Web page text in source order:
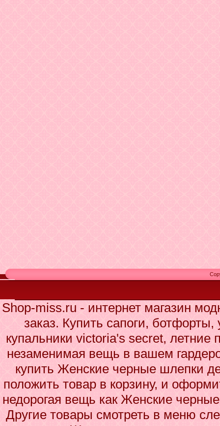
Shop-miss.ru - интернет магазин
заказ. Купить сапоги,
купальники victoria's secret,
незаменимая вещь в вашем
купить Женские черные шлепки
положить товар в корзину, и
недорогая вещь как Женские
Другие товары смотреть в меню